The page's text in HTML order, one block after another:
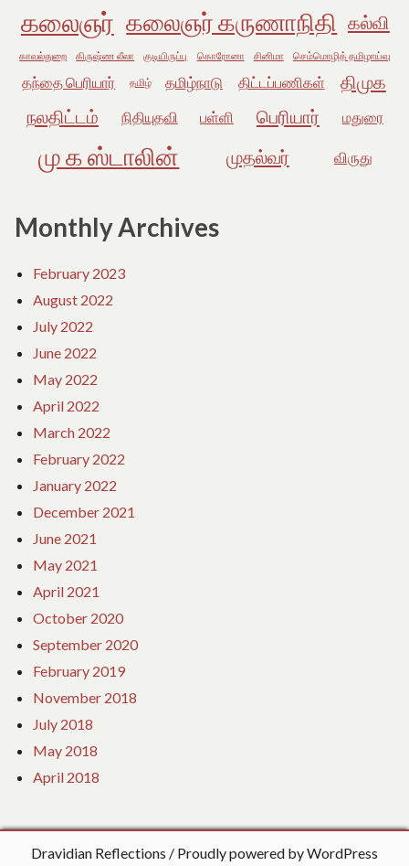
கலைஞர் கலைஞர் கருணாநிதி கல்வி
காவல்துறை கிருஷ்ண லீலா குடியிருப்பு கொரோனா சினிமா செம்மொழித் தமிழாய்வு
தந்தை பெரியார் தமிழ் தமிழ்நாடு திட்டப்பணிகள்
திமுக
நலதிட்டம்
நிதியுதவி பள்ளி பெரியார் மதுரை
மு க ஸ்டாலின் முதல்வர் விருது
Monthly Archives
February 2023
August 2022
July 2022
June 2022
May 2022
April 2022
March 2022
February 2022
January 2022
December 2021
June 2021
May 2021
April 2021
October 2020
September 2020
February 2019
November 2018
July 2018
May 2018
April 2018
Dravidian Reflections Proudly powered by WordPress